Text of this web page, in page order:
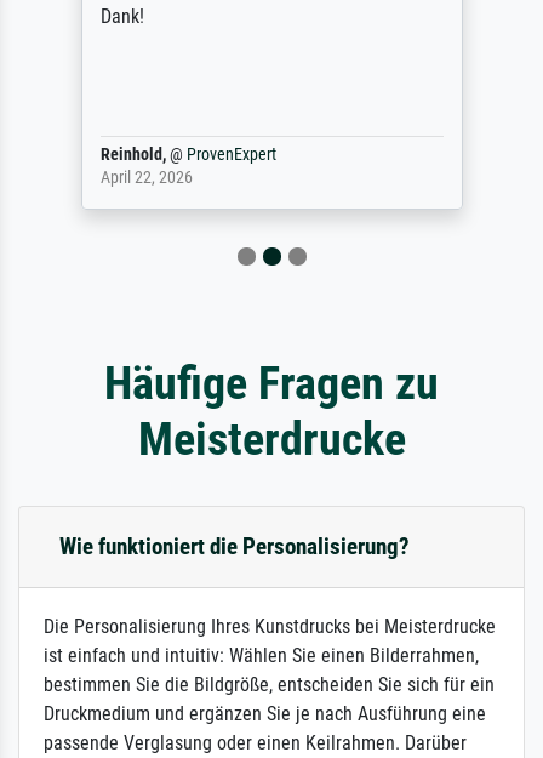
Dank!
Reinhold,@ ProvenExpert
April 22, 2026
Häufige Fragen zu
Meisterdrucke
Wie funktioniert die Personalisierung?
Die Personalisierung Ihres Kunstdrucks bei Meisterdrucke
ist einfach und intuitiv: Wählen Sie einen Bilderrahmen,
bestimmen Sie die Bildgröße, entscheiden Sie sich für ein
Druckmedium und ergänzen Sie je nach Ausführung eine
passende Verglasung oder einen Keilrahmen. Darüber